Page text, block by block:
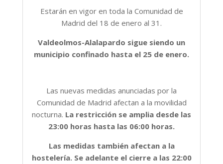
Estarán en vigor en toda la Comunidad de
Madrid del 18 de enero al 31.
Valdeolmos-Alalapardo sigue siendo un
municipio confinado hasta el 25 de enero.
Las nuevas medidas anunciadas por la
Comunidad de Madrid afectan a la movilidad
nocturna. La restricción se amplia desde las
23:00 horas hasta las 06:00 horas.
Las medidas también afectan a la
hostelería. Se adelante el cierre a las 22:00